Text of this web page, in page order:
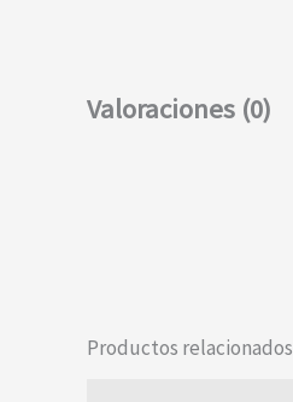
Valoraciones (0)
Productos relacionados